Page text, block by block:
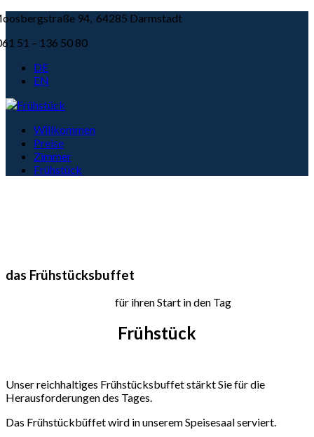
94, 64285 Darmstadt
51 – 136 50 80
DE
EN
Willkommen
Preise
Zimmer
Frühstück
das Frühstücksbuffet
für ihren Start in den Tag
Frühstück
Unser reichhaltiges Frühstücksbuffet stärkt Sie für die
Herausforderungen des Tages.
Das Frühstückbüffet wird in unserem Speisesaal serviert.